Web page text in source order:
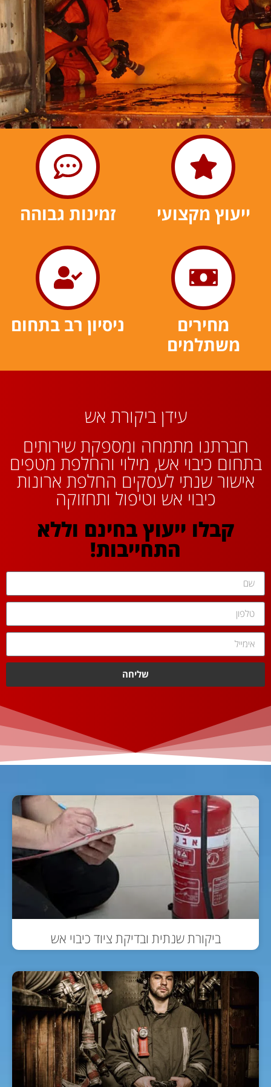
בשביל זה אנחנו כאן
מומחי עידן ביקורת אש ישמחו לעזור לכם בייעוץ
מקצועי להתאמת אמצעי בטיחות אש
בדיקות לצורך קבלת אישורי תקינות לחברות ובתי עסק
התאמת מטף כיבוי אש לצרכים ולתנאי השטח
התקשרו > 053-4601194
ייעוץ מקצועי זמינות גבוהה
מחירים
משתלמים
ניסיון רב בתחום
עידן ביקורת אש
חברתנו מתמחה ומספקת שירותים
בתחום כיבוי אש, מילוי והחלפת מטפים
אישור שנתי לעסקים החלפת ארונות
כיבוי אש וטיפול ותחזוקה
קבלו ייעוץ בחינם וללא
התחייבות!
שליחה
ביקורת שנתית ובדיקת ציוד כיבוי אש